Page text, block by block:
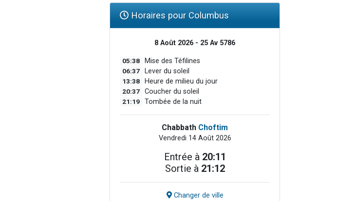
Horaires pour Columbus
8 Août 2026 - 25 Av 5786
05:38 Mise des Téfilines
06:37 Lever du soleil
13:38 Heure de milieu du jour
20:37 Coucher du soleil
21:19 Tombée de la nuit
Chabbath Choftim
Vendredi 14 Août 2026
Entrée à 20:11
Sortie à 21:12
Changer de ville